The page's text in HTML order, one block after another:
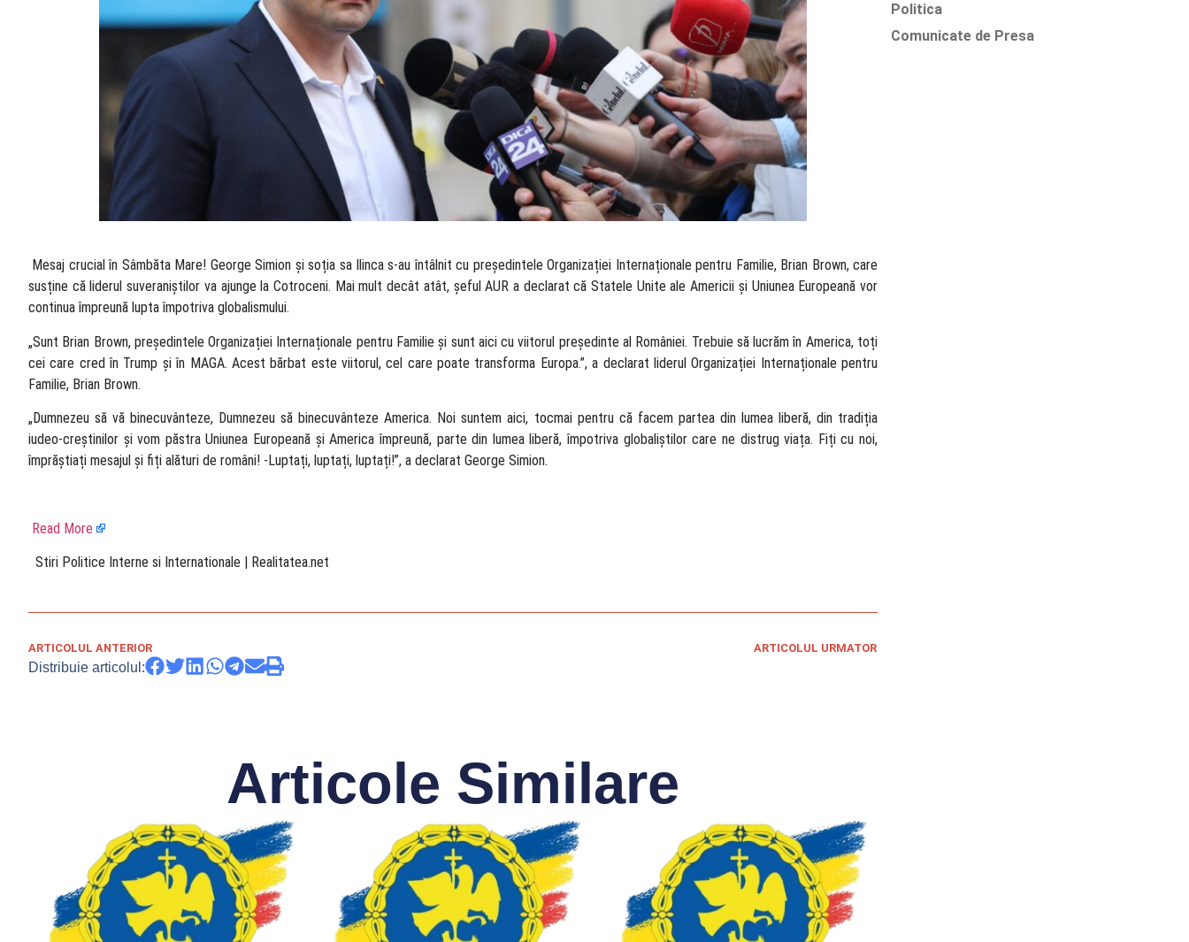
​ Mesaj crucial în Sâmbăta Mare! George Simion și soția sa Ilinca s-au întâlnit cu președintele Organizației Internaționale pentru Familie, Brian Brown, care
susține că liderul suveraniștilor va ajunge la Cotroceni. Mai mult decât atât, șeful AUR a declarat că Statele Unite ale Americii și Uniunea Europeană vor
continua împreună lupta împotriva globalismului.
„Sunt Brian Brown, președintele Organizației Internaționale pentru Familie și sunt aici cu viitorul președinte al României. Trebuie să lucrăm în America, toți
cei care cred în Trump și în MAGA. Acest bărbat este viitorul, cel care poate transforma Europa.”, a declarat liderul Organizației Internaționale pentru
Familie, Brian Brown.
„Dumnezeu să vă binecuvânteze, Dumnezeu să binecuvânteze America. Noi suntem aici, tocmai pentru că facem partea din lumea liberă, din tradiția
iudeo-creștinilor și vom păstra Uniunea Europeană și America împreună, parte din lumea liberă, împotriva globaliștilor care ne distrug viața. Fiți cu noi,
împrăștiați mesajul și fiți alături de români! -Luptați, luptați, luptați!”, a declarat George Simion.
Read More
​ Stiri Politice Interne si Internationale | Realitatea.net
ARTICOLUL ANTERIOR ARTICOLUL URMATOR
Distribuie articolul:
Articole Similare
Politica
Comunicate de Presa